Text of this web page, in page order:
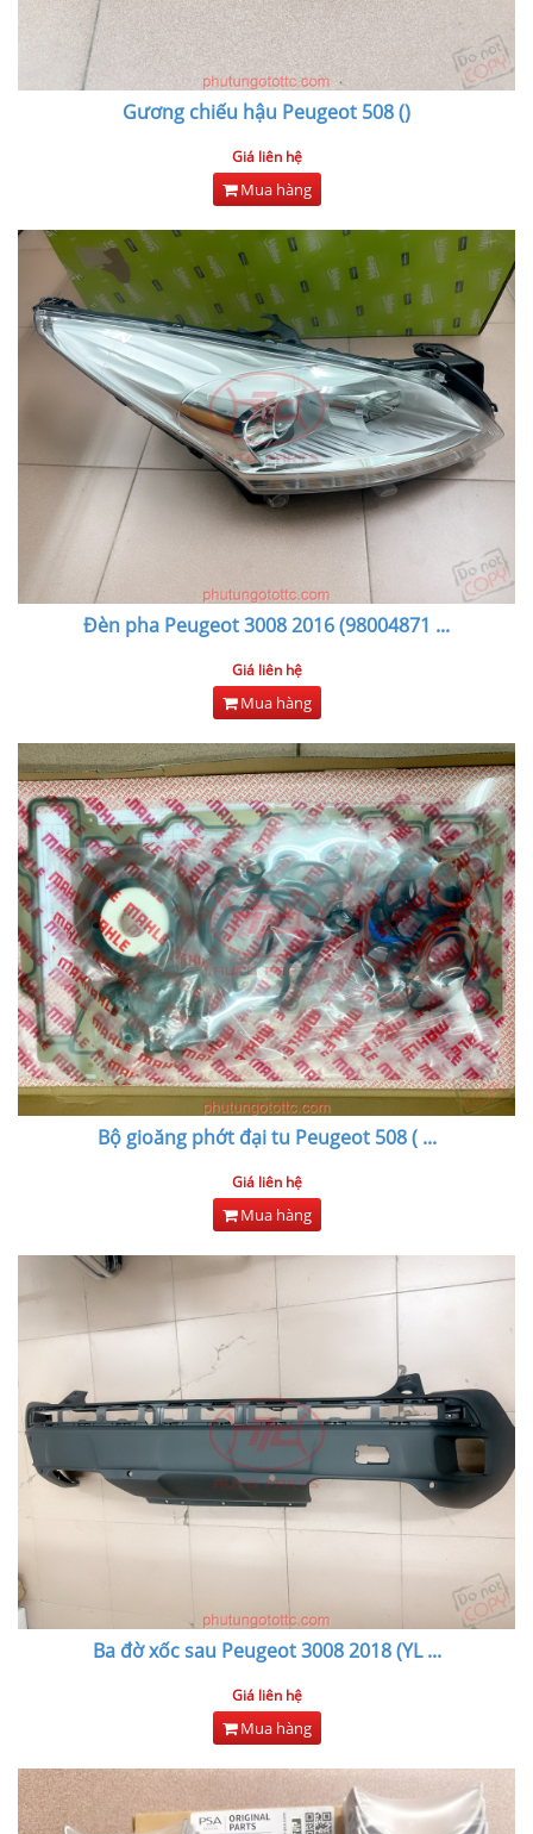
Gương chiếu hậu Peugeot 508 ()
Giá liên hệ
Mua hàng
Đèn pha Peugeot 3008 2016 (98004871 ...
Giá liên hệ
Mua hàng
Bộ gioăng phớt đại tu Peugeot 508 (...
Giá liên hệ
Mua hàng
Ba đờ xốc sau Peugeot 3008 2018 (YL...
Giá liên hệ
Mua hàng